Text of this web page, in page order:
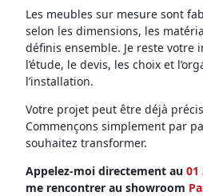
Les meubles sur mesure sont
selon les dimensions, les
définis ensemble. Je reste votre
l’étude, le devis, les choix et
l’installation.
Votre projet peut être déjà
Commençons simplement par
souhaitez transformer.
Appelez-moi directement au 01
me rencontrer au showroom